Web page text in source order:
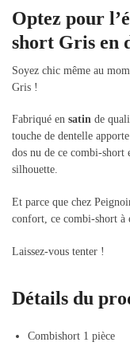
Optez pour
short Gris en
Soyez chic même au
Gris !
Fabriqué en satin de
touche de dentelle
dos nu de ce combi-short
silhouette.
Et parce que chez
confort, ce combi-short à
Laissez-vous tenter !
Détails du
Combishort 1 pièce